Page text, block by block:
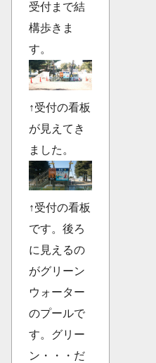
受付まで結
構歩きま
す。
↑受付の看板
が見えてき
ました。
↑受付の看板
です。後ろ
に見えるの
がグリーン
ウォーター
のプールで
す。グリー
ン・・・だ